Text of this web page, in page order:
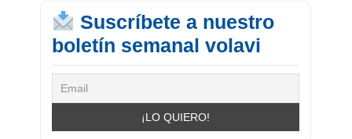
Suscríbete a nuestro
boletín semanal volavi